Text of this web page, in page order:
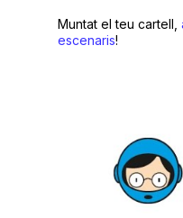
Muntat el teu cartell,
escenaris!